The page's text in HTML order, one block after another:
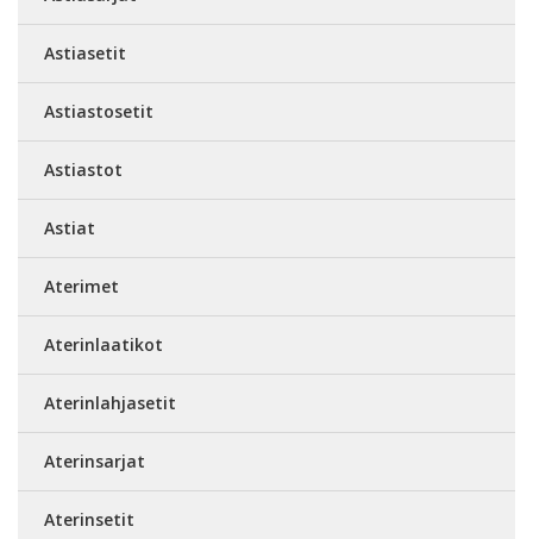
Astiasetit
Astiastosetit
Astiastot
Astiat
Aterimet
Aterinlaatikot
Aterinlahjasetit
Aterinsarjat
Aterinsetit